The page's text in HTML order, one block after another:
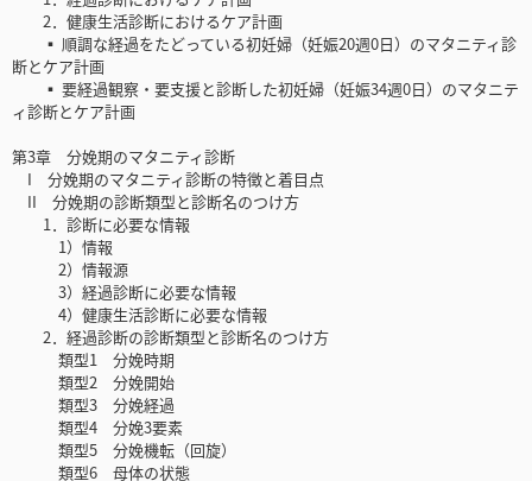
2．健康生活診断におけるケア計画
▪ 順調な経過をたどっている初妊婦（妊娠20週0日）のマタニティ診
断とケア計画
▪ 要経過観察・要支援と診断した初妊婦（妊娠34週0日）のマタニテ
ィ診断とケア計画
第3章 分娩期のマタニティ診断
I 分娩期のマタニティ診断の特徴と着目点
II 分娩期の診断類型と診断名のつけ方
1．診断に必要な情報
1）情報
2）情報源
3）経過診断に必要な情報
4）健康生活診断に必要な情報
2．経過診断の診断類型と診断名のつけ方
類型1 分娩時期
類型2 分娩開始
類型3 分娩経過
類型4 分娩3要素
類型5 分娩機転（回旋）
類型6 母体の状態